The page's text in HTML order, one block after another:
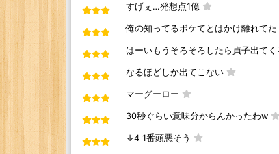
すげぇ…発想点1億
俺の知ってるボケてとはかけ離れてた
はーいもうそろそろしたら貞子出て
なるほどしか出てこない
マーグーロー
30秒ぐらい意味分からんかったわw
↓4 1番頭悪そう